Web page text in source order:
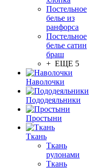
Постельное
белье из
ранфорса
Постельное
белье сатин
браш
+ ЕЩЕ 5
Наволочки
Пододеяльники
Простыни
Ткань
Ткань
рулонами
Ткань